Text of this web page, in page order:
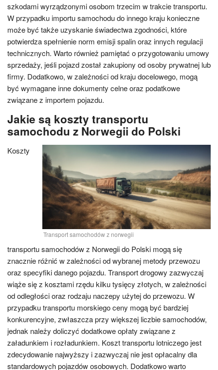
szkodami wyrządzonymi osobom trzecim w trakcie transportu.
W przypadku importu samochodu do innego kraju konieczne
może być także uzyskanie świadectwa zgodności, które
potwierdza spełnienie norm emisji spalin oraz innych regulacji
technicznych. Warto również pamiętać o przygotowaniu umowy
sprzedaży, jeśli pojazd został zakupiony od osoby prywatnej lub
firmy. Dodatkowo, w zależności od kraju docelowego, mogą
być wymagane inne dokumenty celne oraz podatkowe
związane z importem pojazdu.
Jakie są koszty transportu
samochodu z Norwegii do Polski
Transport samochodów z norwegii
Koszty
transportu samochodów z Norwegii do Polski mogą się
znacznie różnić w zależności od wybranej metody przewozu
oraz specyfiki danego pojazdu. Transport drogowy zazwyczaj
wiąże się z kosztami rzędu kilku tysięcy złotych, w zależności
od odległości oraz rodzaju naczepy użytej do przewozu. W
przypadku transportu morskiego ceny mogą być bardziej
konkurencyjne, zwłaszcza przy większej liczbie samochodów,
jednak należy doliczyć dodatkowe opłaty związane z
załadunkiem i rozładunkiem. Koszt transportu lotniczego jest
zdecydowanie najwyższy i zazwyczaj nie jest opłacalny dla
standardowych pojazdów osobowych. Dodatkowo warto